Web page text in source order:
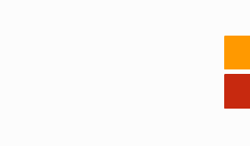
Home